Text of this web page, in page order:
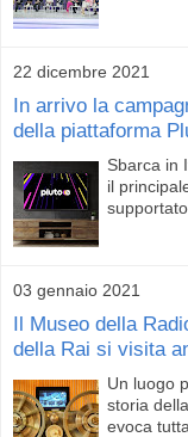
22 dicembre 2021
In arrivo la
della piattaforma
Sbarca in
il
03 gennaio 2021
Il Museo della
della Rai si visita
Un luogo
storia
evoca